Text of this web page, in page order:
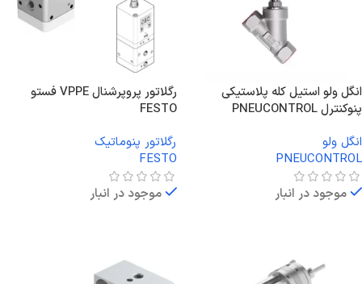
انگل ولو استیل کله پلاستیکی
پنوکنترل PNEUCONTROL
انگل ولو
PNEUCONTROL
موجود در انبار
رگلاتور پروپرشنال VPPE فستو
FESTO
رگلاتور پنوماتیک
FESTO
موجود در انبار